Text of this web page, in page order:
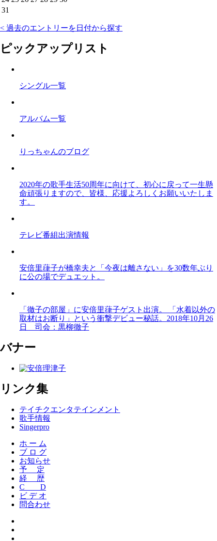
31
< 過去のエントリーを日付から探す
ピックアップリスト
シングル一覧
アルバム一覧
りっちゃんのブログ
2020年の歌手生活50周年に向けて、初心に戻って一生懸
命頑張りますので、皆様、応援よろしくお願いいたしま
す。
テレビ番組出演情報
安倍里葎子が橋幸夫と「今夜は離さない」を30数年ぶり
に公の場でデュエット。
「徹子の部屋」に安倍里葎子ゲスト出演。 「水着以外の
取材はお断り」という衝撃デビュー秘話。2018年10月26
日 司会：黒柳徹子
バナー
リンク集
テイチクエンタテインメント
歌手情報
Singerpro
ホ ー ム
ブ ロ グ
お知らせ
予 定
経 歴
C D
ビ デ オ
問合わせ